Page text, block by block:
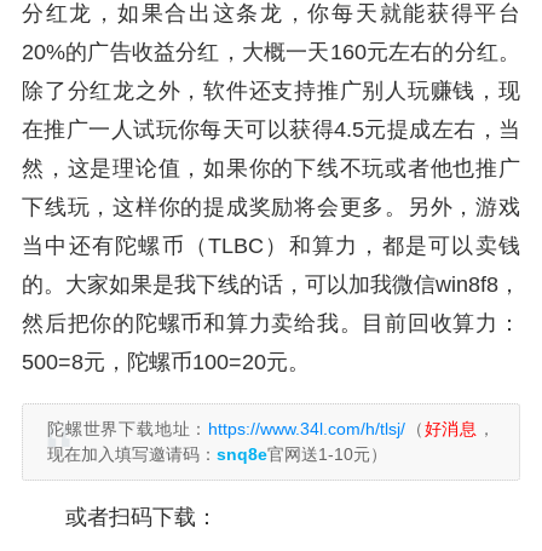
分红龙，如果合出这条龙，你每天就能获得平台
20%的广告收益分红，大概一天160元左右的分红。
除了分红龙之外，软件还支持推广别人玩赚钱，现
在推广一人试玩你每天可以获得4.5元提成左右，当
然，这是理论值，如果你的下线不玩或者他也推广
下线玩，这样你的提成奖励将会更多。另外，游戏
当中还有陀螺币（TLBC）和算力，都是可以卖钱
的。大家如果是我下线的话，可以加我微信win8f8，
然后把你的陀螺币和算力卖给我。目前回收算力：
500=8元，陀螺币100=20元。
陀螺世界下载地址： https://www.34l.com/h/tlsj/ （好消息 ，
现在加入填写邀请码： snq8e官网送1-10元）
或者扫码下载：